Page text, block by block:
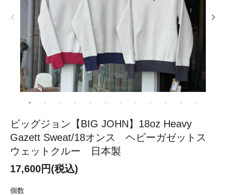
ビッグジョン【BIG JOHN】18oz Heavy
Gazett Sweat/18オンス ヘビーガゼットス
ウェットクルー 日本製
17,600円(税込)
個数